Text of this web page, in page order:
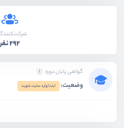
292 نفر
گواهی پایان دوره
وضعیت: ابتدا وارد سایت شوید